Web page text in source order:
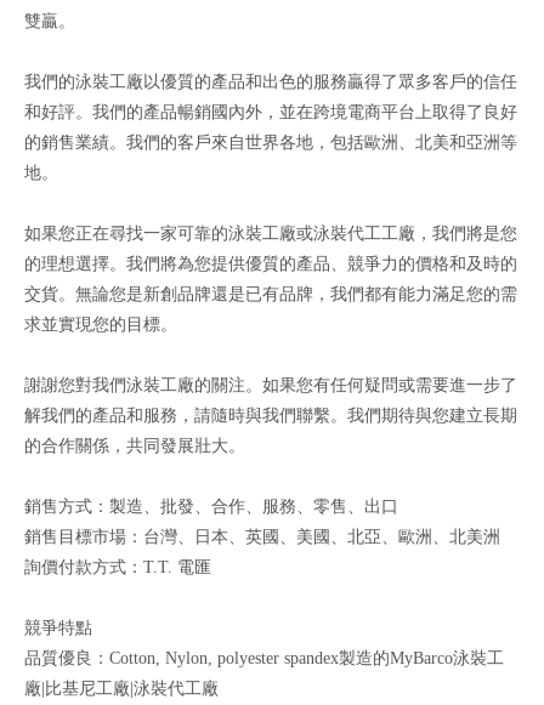
雙贏。
我們的泳裝工廠以優質的產品和出色的服務贏得了眾多客戶的信任
和好評。我們的產品暢銷國內外，並在跨境電商平台上取得了良好
的銷售業績。我們的客戶來自世界各地，包括歐洲、北美和亞洲等
地。
如果您正在尋找一家可靠的泳裝工廠或泳裝代工工廠，我們將是您
的理想選擇。我們將為您提供優質的產品、競爭力的價格和及時的
交貨。無論您是新創品牌還是已有品牌，我們都有能力滿足您的需
求並實現您的目標。
謝謝您對我們泳裝工廠的關注。如果您有任何疑問或需要進一步了
解我們的產品和服務，請隨時與我們聯繫。我們期待與您建立長期
的合作關係，共同發展壯大。
銷售方式：製造、批發、合作、服務、零售、出口
銷售目標市場：台灣、日本、英國、美國、北亞、歐洲、北美洲
詢價付款方式：T.T. 電匯
競爭特點
品質優良：Cotton, Nylon, polyester spandex製造的MyBarco泳裝工
廠|比基尼工廠|泳裝代工廠